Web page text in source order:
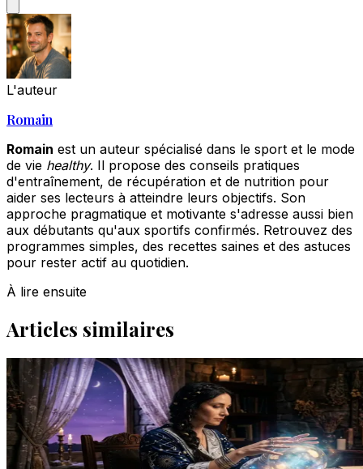
L'auteur
Romain
Romain est un auteur spécialisé dans le sport et le mode
de vie healthy. Il propose des conseils pratiques
d'entraînement, de récupération et de nutrition pour
aider ses lecteurs à atteindre leurs objectifs. Son
approche pragmatique et motivante s'adresse aussi bien
aux débutants qu'aux sportifs confirmés. Retrouvez des
programmes simples, des recettes saines et des astuces
pour rester actif au quotidien.
À lire ensuite
Articles similaires